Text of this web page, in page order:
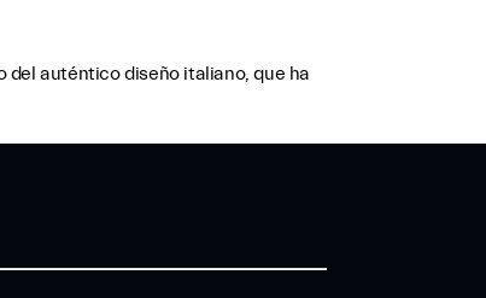
del auténtico diseño italiano, que ha